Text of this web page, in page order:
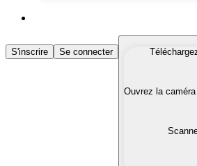
Acheter des Cryptomonnaies
Achetez les cryptomonnaies
Convertissez vos
S'inscrire Se connecter
Ouvrez la